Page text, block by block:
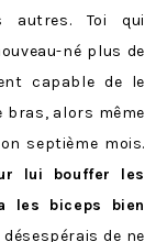
Toi qui
né plus de
capable de le
alors même
septième mois.
lui bouffer les
les biceps bien
de ne